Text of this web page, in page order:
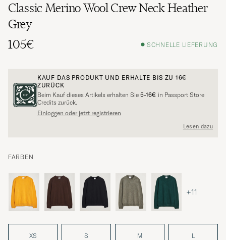
Classic Merino Wool Crew Neck Heather
Grey
105€
SCHNELLE LIEFERUNG
KAUF DAS PRODUKT UND ERHALTE BIS ZU 16€
ZURÜCK
Beim Kauf dieses Artikels erhalten Sie 5-16€ in Passport Store
Credits zurück.
Einloggen oder jetzt registrieren
Lesen dazu
FARBEN
+11
XS S M L